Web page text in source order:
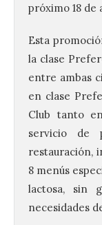
próximo 18 de
Esta
la clase
entre ambas
en clase
Club tanto
servicio de
restauración,
8 menús
lactosa, sin
necesidades